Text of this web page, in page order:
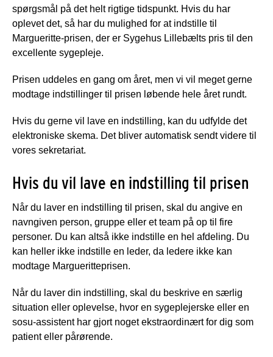
spørgsmål på det helt rigtige tidspunkt. Hvis du har
oplevet det, så har du mulighed for at indstille til
Margueritte-prisen, der er Sygehus Lillebælts pris til den
excellente sygepleje.
Prisen uddeles en gang om året, men vi vil meget gerne
modtage indstillinger til prisen løbende hele året rundt.
Hvis du gerne vil lave en indstilling, kan du udfylde det
elektroniske skema. Det bliver automatisk sendt videre til
vores sekretariat.
Hvis du vil lave en indstilling til prisen
Når du laver en indstilling til prisen, skal du angive en
navngiven person, gruppe eller et team på op til fire
personer. Du kan altså ikke indstille en hel afdeling. Du
kan heller ikke indstille en leder, da ledere ikke kan
modtage Margueritteprisen.
Når du laver din indstilling, skal du beskrive en særlig
situation eller oplevelse, hvor en sygeplejerske eller en
sosu-assistent har gjort noget ekstraordinært for dig som
patient eller pårørende.